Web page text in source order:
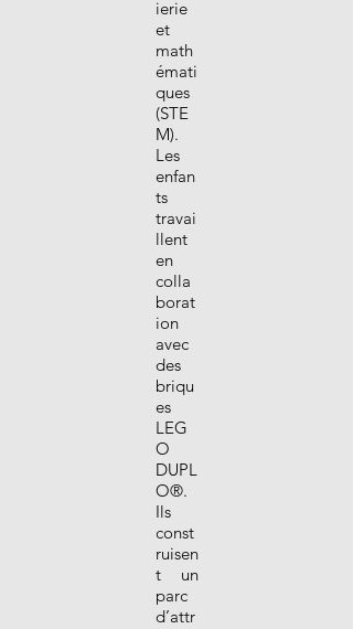
ierie
et
math
émati
ques
(STE
M).
Les
enfan
ts
travai
llent
en
colla
borat
ion
avec
des
briqu
es
LEG
O
DUPL
O®.
Ils
const
ruisen
t un
parc
d’attr